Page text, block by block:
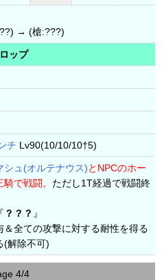
→ (槍:???)
ロップ
チ Lv90(10/10/10†5)
シュ(オルテナウス)とNPCのホー
で戦闘。 ただし1T経過で戦闘終
？？？ 』
＆全ての攻撃に対する耐性を得る
(解除不可)
4/4